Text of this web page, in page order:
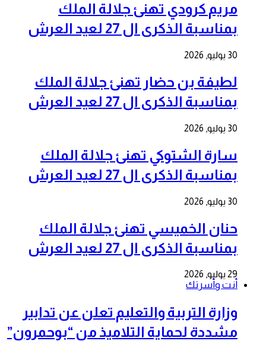
مريم كرودي تهنئ جلالة الملك
بمناسبة الذكرى ال 27 لعيد العرش
30 يوليو, 2026
لطيفة بن حضار تهنئ جلالة الملك
بمناسبة الذكرى ال 27 لعيد العرش
30 يوليو, 2026
سارة الشتوكي تهنئ جلالة الملك
بمناسبة الذكرى ال 27 لعيد العرش
30 يوليو, 2026
حنان الخميسي تهنئ جلالة الملك
بمناسبة الذكرى ال 27 لعيد العرش
29 يوليو, 2026
أنت وأسرتك
وزارة التربية والتعليم تعلن عن تدابير
مشددة لحماية التلاميذ من “بوحمرون”